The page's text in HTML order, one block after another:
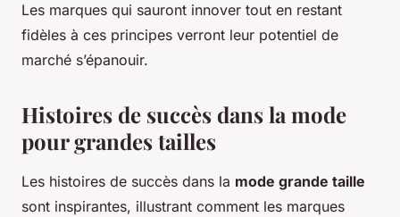
Les marques qui sauront innover tout en restant
fidèles à ces principes verront leur potentiel de
marché s’épanouir.
Histoires de succès dans la mode
pour grandes tailles
Les histoires de succès dans la mode grande taille
sont inspirantes, illustrant comment les marques